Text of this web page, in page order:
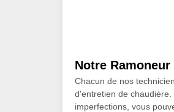
Notre
Chacun de nos
d'entretien de
imperfections, vous